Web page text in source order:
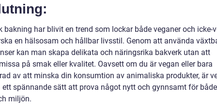
bakning har blivit en trend som lockar både veganer och icke-
en hälsosam och hållbar livsstil. Genom att använda
kan man skapa delikata och näringsrika bakverk utan att
på smak eller kvalitet. Oavsett om du är vegan eller bara
av att minska din konsumtion av animaliska produkter, är
ett spännande sätt att prova något nytt och gynnsamt för
miljön.